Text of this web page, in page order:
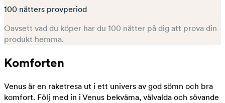
100 nätters provperiod
Oavsett vad du köper har du 100 nätter på dig att prova din
produkt hemma.
Komforten
Venus är en raketresa ut i ett univers av god sömn och bra
komfort. Följ med in i Venus bekväma, välvalda och sövande